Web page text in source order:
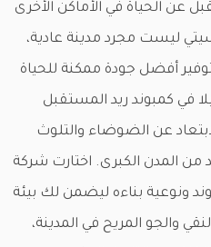
عن الحياة في الأماكن الأخرى
ليست مجرد مدينة عادية،
أفضل جودة ممكنة للحياة
في كمبوند ريد المستقبل
عن الضوضاء والتلوث
من المدن الكبرى. اختارت شركة
ونوعية بناءه ليضمن لك بيئة
والجو المريح في المدينة،